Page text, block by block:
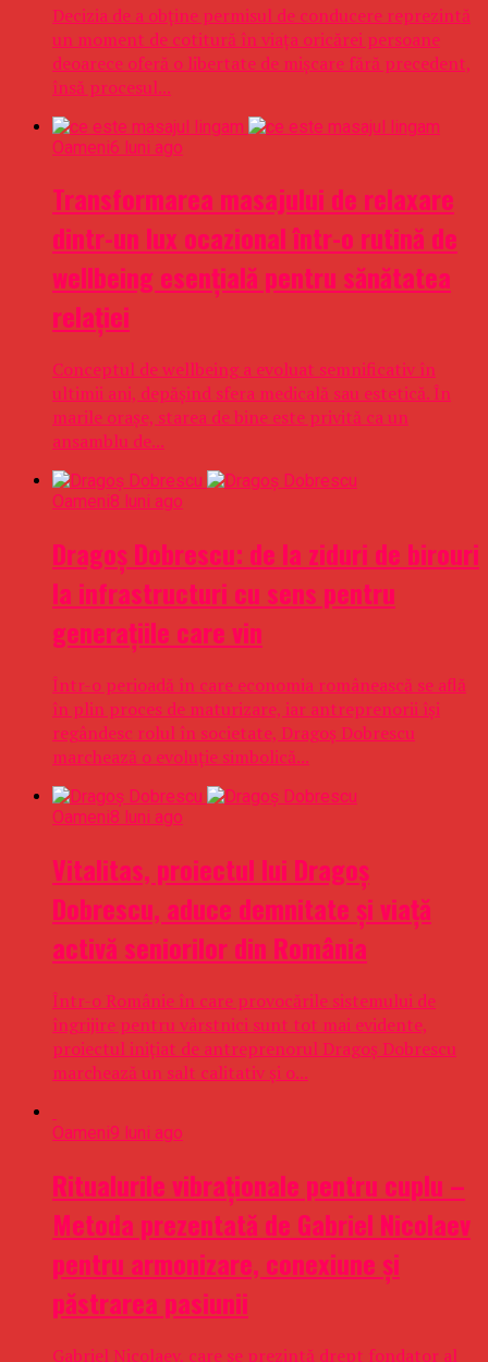
Decizia de a obține permisul de conducere reprezintă
un moment de cotitură în viața oricărei persoane
deoarece oferă o libertate de mișcare fără precedent,
însă procesul...
Oameni6 luni ago
Transformarea masajului de relaxare
dintr-un lux ocazional într-o rutină de
wellbeing esențială pentru sănătatea
relației
Conceptul de wellbeing a evoluat semnificativ în
ultimii ani, depășind sfera medicală sau estetică. În
marile orașe, starea de bine este privită ca un
ansamblu de...
Oameni8 luni ago
Dragoş Dobrescu: de la ziduri de birouri
la infrastructuri cu sens pentru
generaţiile care vin
Într-o perioadă în care economia românească se află
în plin proces de maturizare, iar antreprenorii îşi
regândesc rolul în societate, Dragoş Dobrescu
marchează o evoluţie simbolică...
Oameni8 luni ago
Vitalitas, proiectul lui Dragoş
Dobrescu, aduce demnitate și viață
activă seniorilor din România
Într-o Românie în care provocările sistemului de
îngrijire pentru vârstnici sunt tot mai evidente,
proiectul iniţiat de antreprenorul Dragoş Dobrescu
marchează un salt calitativ şi o...
Oameni9 luni ago
Ritualurile vibraționale pentru cuplu –
Metoda prezentată de Gabriel Nicolaev
pentru armonizare, conexiune și
păstrarea pasiunii
Gabriel Nicolaev, care se prezintă drept fondator al